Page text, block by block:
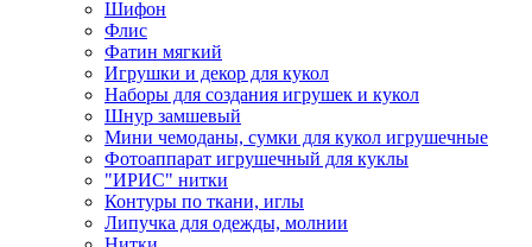
Шифон
Флис
Фатин мягкий
Игрушки и декор для кукол
Наборы для создания игрушек и кукол
Шнур замшевый
Мини чемоданы, сумки для кукол игрушечные
Фотоаппарат игрушечный для куклы
"ИРИС" нитки
Контуры по ткани, иглы
Липучка для одежды, молнии